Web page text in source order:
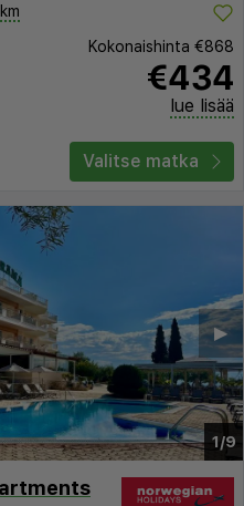
Kokonaishinta €868
€434
lue lisää
Valitse matka
1/9
▶︎